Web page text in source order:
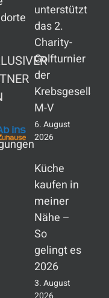
unterstützt
das 2.
Charity-
Golfturnier
der
M-V
6. August
2026
Küche
kaufen in
meiner
Nähe –
So
gelingt es
2026
3. August